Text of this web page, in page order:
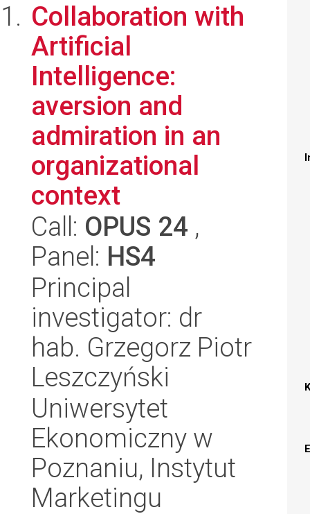
Collaboration with
Artificial
Intelligence:
aversion and
admiration in an
organizational
context
Call: OPUS 24 ,
Panel: HS4
Principal
investigator: dr
hab. Grzegorz Piotr
Leszczyński
Uniwersytet
Ekonomiczny w
Poznaniu, Instytut
Marketingu